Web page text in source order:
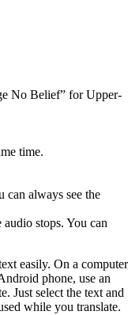
No Belief” for Upper-
time.
can always see the
stops. You can
easily. On a
phone, use an
Just select the text and
while you translate.